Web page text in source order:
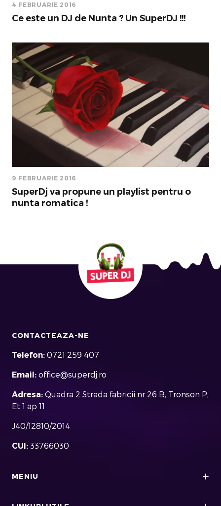
4 FEBRUARIE 2016
Ce este un DJ de Nunta ? Un SuperDJ !!!
9 FEBRUARIE 2016
SuperDj va propune un playlist pentru o
nunta romatica !
CONTACTEAZA-NE
Telefon: 0721 259 407
Email: office@superdj.ro
Adresa: Quadra 2 Strada fabricii nr 26 B, Tronson P,
Et 1 ap 11
J40/12810/2014
CUI: 33766030
MENIU